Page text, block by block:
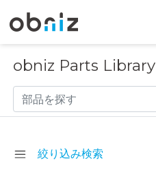
obniz Parts Library
絞り込み検索